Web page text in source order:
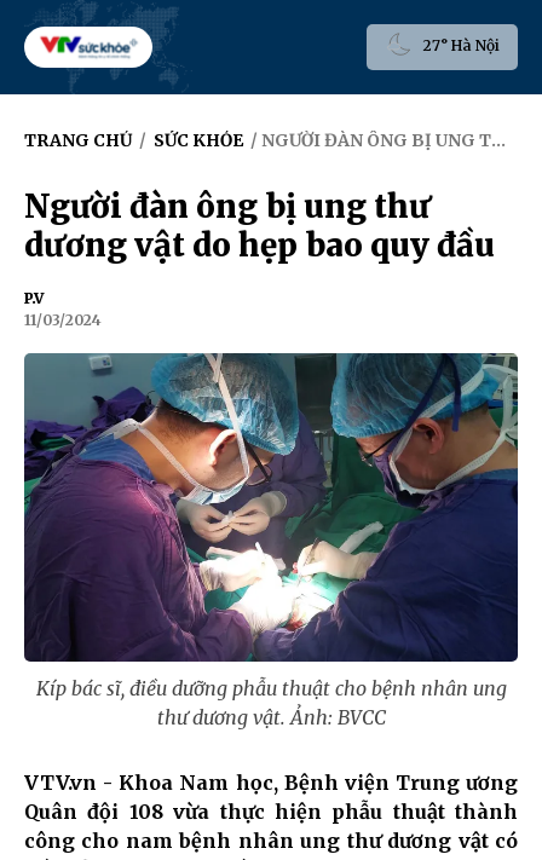
27° Hà Nội
TRANG CHỦ / SỨC KHỎE / NGƯỜI ĐÀN ÔNG BỊ UNG THƯ DƯƠNG VẬT DO HẸP BAO QUY ĐẦU
Người đàn ông bị ung thư
dương vật do hẹp bao quy đầu
P.V
11/03/2024
Kíp bác sĩ, điều dưỡng phẫu thuật cho bệnh nhân ung
thư dương vật. Ảnh: BVCC
VTV.vn - Khoa Nam học, Bệnh viện Trung ương
Quân đội 108 vừa thực hiện phẫu thuật thành
công cho nam bệnh nhân ung thư dương vật có